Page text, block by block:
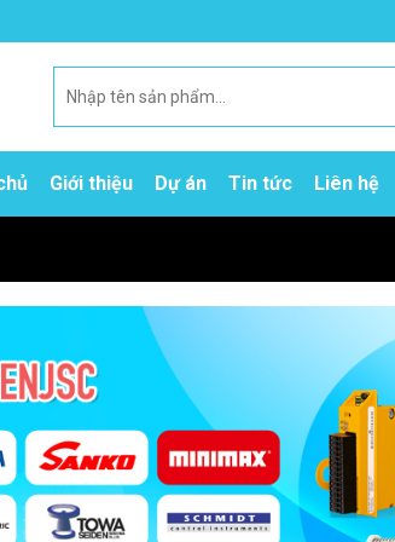
Giới thiệu Dự án Tin tức Liên hệ